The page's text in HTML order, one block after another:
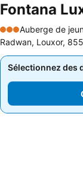
Fontana
3 Étoiles
Auberge de
Radwan, Louxor,
Sélectionnez des
Sélectionnez des